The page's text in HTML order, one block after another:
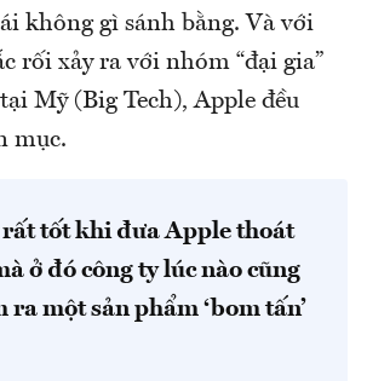
không gì sánh bằng. Và với
rối xảy ra với nhóm “đại gia”
Mỹ (Big Tech), Apple đều
mục.
tốt khi đưa Apple thoát
ở đó công ty lúc nào cũng
ra một sản phẩm ‘bom tấn’